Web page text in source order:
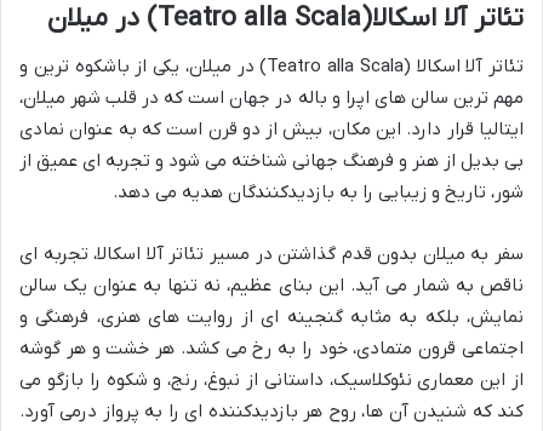
تئاتر آلا اسکالا(Teatro alla Scala) در میلان
تئاتر آلا اسکالا (Teatro alla Scala) در میلان، یکی از باشکوه ترین و
مهم ترین سالن های اپرا و باله در جهان است که در قلب شهر میلان،
ایتالیا قرار دارد. این مکان، بیش از دو قرن است که به عنوان نمادی
بی بدیل از هنر و فرهنگ جهانی شناخته می شود و تجربه ای عمیق از
شور، تاریخ و زیبایی را به بازدیدکنندگان هدیه می دهد.
سفر به میلان بدون قدم گذاشتن در مسیر تئاتر آلا اسکالا، تجربه ای
ناقص به شمار می آید. این بنای عظیم، نه تنها به عنوان یک سالن
نمایش، بلکه به مثابه گنجینه ای از روایت های هنری، فرهنگی و
اجتماعی قرون متمادی، خود را به رخ می کشد. هر خشت و هر گوشه
از این معماری نئوکلاسیک، داستانی از نبوغ، رنج، و شکوه را بازگو می
کند که شنیدن آن ها، روح هر بازدیدکننده ای را به پرواز درمی آورد.